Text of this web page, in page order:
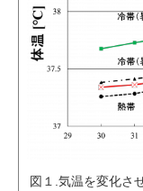
図１.気温を変化さ